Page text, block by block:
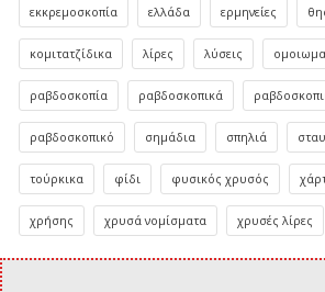
εκκρεμοσκοπία ελλάδα ερμηνείες
κομιτατζίδικα λίρες λύσεις ομοιωμα
ραβδοσκοπία ραβδοσκοπικά
ραβδοσκοπικό σημάδια σπηλιά
τούρκικα φίδι φυσικός χρυσός
χρήσης χρυσά νομίσματα χρυσές λίρες